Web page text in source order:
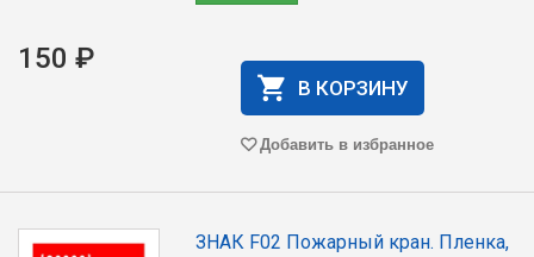
150 ₽
В КОРЗИНУ
Добавить в избранное
ЗНАК F02 Пожарный кран. Пленка,